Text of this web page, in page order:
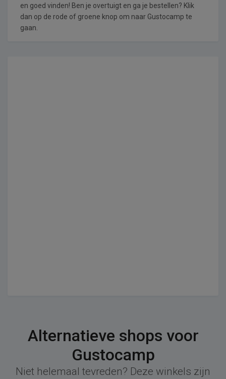
en goed vinden! Ben je overtuigt en ga je bestellen? Klik
dan op de rode of groene knop om naar Gustocamp te
gaan.
Alternatieve shops voor
Gustocamp
Niet helemaal tevreden? Deze winkels zijn